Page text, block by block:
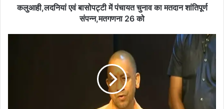
संपन्न,मतगणना
कलुआही,लदनियां एवं बासोपट्टी में पंचायत चुनाव का मतदान शांतिपूर्ण
संपन्न,मतगणना 26 को